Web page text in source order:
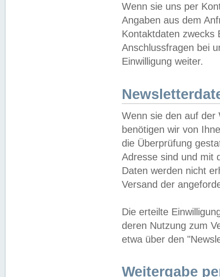
Wenn sie uns per
Angaben aus dem
Kontaktdaten zwecks
Anschlussfragen bei
Einwilligung weiter.
Wenn sie den auf der
benötigen wir von
die Überprüfung
Adresse sind und mit
Daten werden nicht
Versand der
Die erteilte
deren Nutzung zum
etwa über den
Weitergabe